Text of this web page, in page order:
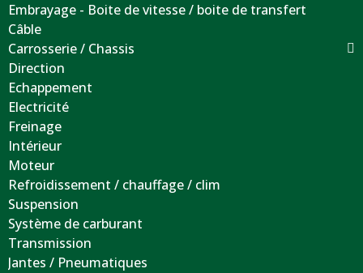
Embrayage - Boite de vitesse / boite de transfert
Câble
Carrosserie / Chassis
Direction
Echappement
Electricité
Freinage
Intérieur
Moteur
Refroidissement / chauffage / clim
Suspension
Système de carburant
Transmission
Jantes / Pneumatiques